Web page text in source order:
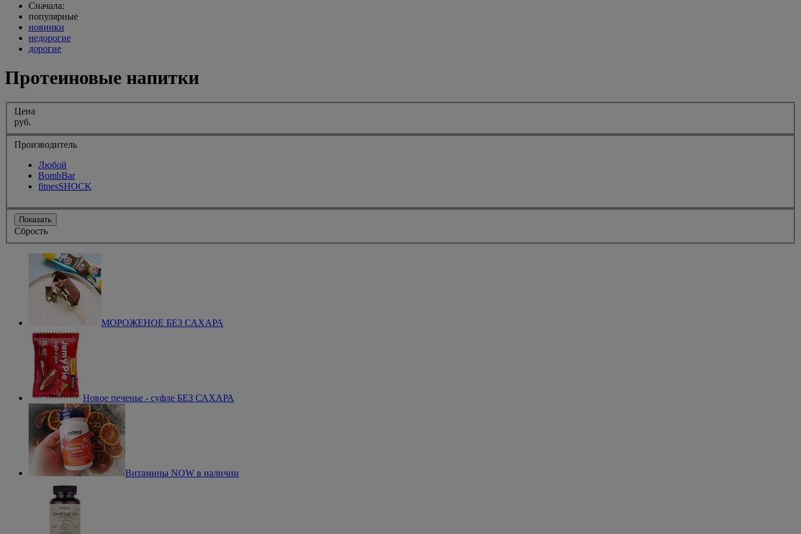
Сначала:
популярные
новинки
недорогие
дорогие
Протеиновые напитки
Цена
руб.
Производитель
Любой
BombBar
fitnesSHOCK
Показать
Сбрость
МОРОЖЕНОЕ БЕЗ САХАРА
Новое печенье - суфле БЕЗ САХАРА
Витамины NOW в наличии